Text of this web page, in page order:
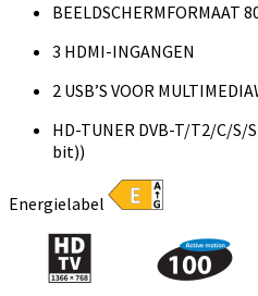
BEELDSCHERMFORMAAT
3 HDMI-INGANGEN
2 USB’S VOOR
HD-TUNER DVB-T/T2/C/S/
bit))
Energielabel